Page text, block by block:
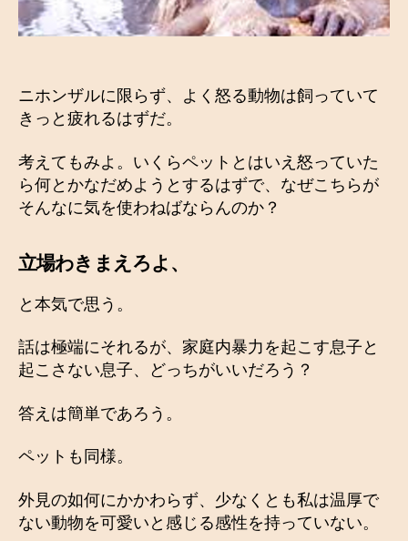
ニホンザルに限らず、よく怒る動物は飼っていて
きっと疲れるはずだ。
考えてもみよ。いくらペットとはいえ怒っていた
ら何とかなだめようとするはずで、なぜこちらが
そんなに気を使わねばならんのか？
立場わきまえろよ、
と本気で思う。
話は極端にそれるが、家庭内暴力を起こす息子と
起こさない息子、どっちがいいだろう？
答えは簡単であろう。
ペットも同様。
外見の如何にかかわらず、少なくとも私は温厚で
ない動物を可愛いと感じる感性を持っていない。